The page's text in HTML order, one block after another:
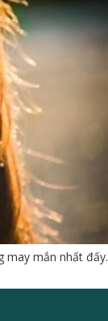
may mắn nhất đấy.